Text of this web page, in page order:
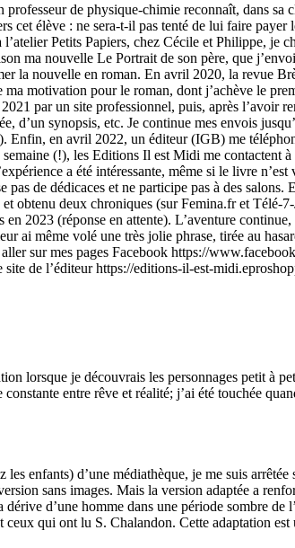
de physique-chimie reconnaît, dans
cet élève : ne sera-t-il pas tenté de lui faire
Petits Papiers, chez Cécile et Philippe, je
ma nouvelle Le Portrait de son père, que
la nouvelle en roman. En avril 2020, la revue
motivation pour le roman, dont j’achève le
par un site professionnel, puis, après l’avoir
d’un synopsis, etc. Je continue mes envois
Enfin, en avril 2022, un éditeur (IGB) me
(!), les Editions Il est Midi me contactent
a été intéressante, même si le livre
de dédicaces et ne participe pas à des
obtenu deux chroniques (sur Femina.fr et
2023 (réponse en attente). L’aventure
ai même volé une très jolie phrase, tirée au
sur mes pages Facebook https://
site de l’éditeur https://editions-il-est-
lorsque je découvrais les personnages petit à
entre rêve et réalité; j’ai été touchée
enfants) d’une médiathèque, je me suis
sans images. Mais la version adaptée a
d’une homme dans une période sombre
ceux qui ont lu S. Chalandon. Cette adaptation